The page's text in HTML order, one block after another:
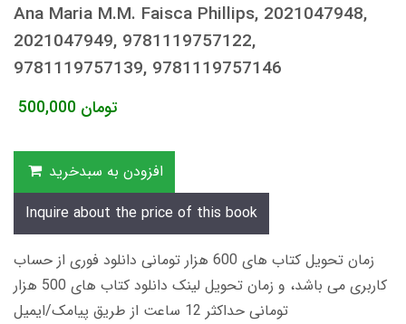
Ana Maria M.M. Faisca Phillips, 2021047948,
2021047949, 9781119757122,
9781119757139, 9781119757146
500,000 تومان
افزودن به سبدخرید
Inquire about the price of this book
زمان تحویل کتاب های 600 هزار تومانی دانلود فوری از حساب
کاربری می باشد، و زمان تحویل لینک دانلود کتاب های 500 هزار
تومانی حداکثر 12 ساعت از طریق پیامک/ایمیل